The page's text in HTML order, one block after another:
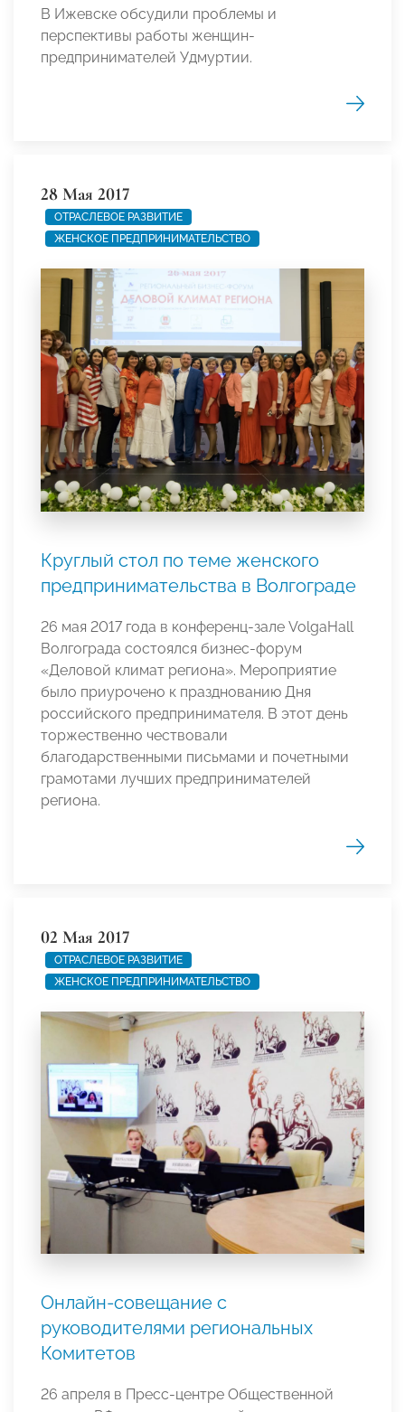
В Ижевске обсудили проблемы и
перспективы работы женщин-
предпринимателей Удмуртии.
28 Мая 2017
ОТРАСЛЕВОЕ РАЗВИТИЕ
ЖЕНСКОЕ ПРЕДПРИНИМАТЕЛЬСТВО
Круглый стол по теме женского
предпринимательства в Волгограде
26 мая 2017 года в конференц-зале VolgaHall
Волгограда состоялся бизнес-форум
«Деловой климат региона». Мероприятие
было приурочено к празднованию Дня
российского предпринимателя. В этот день
торжественно чествовали
благодарственными письмами и почетными
грамотами лучших предпринимателей
региона.
02 Мая 2017
ОТРАСЛЕВОЕ РАЗВИТИЕ
ЖЕНСКОЕ ПРЕДПРИНИМАТЕЛЬСТВО
Онлайн-совещание с
руководителями региональных
Комитетов
26 апреля в Пресс-центре Общественной